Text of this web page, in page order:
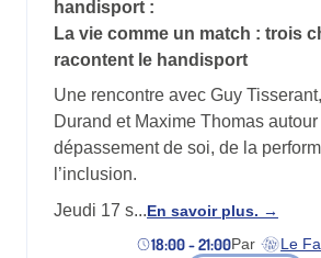
handisport :
La vie comme un match : trois
racontent le handisport
Une rencontre avec Guy
Durand et Maxime Thomas autour
dépassement de soi, de la
l’inclusion.
Jeudi 17 s...En savoir plus.
18:00 - 21:00Par Le
(nouvel